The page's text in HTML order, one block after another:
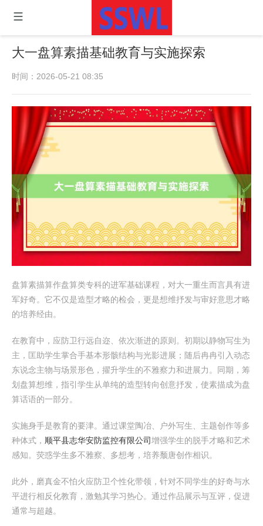
大一盘算素描基础教育与实施探索
时间：2026-05-21 08:35
盘算素描算作盘算类专科的进军基础课程，对大一重生而言具有进
军好奇。它不仅是造型才略的检会，更是想维抒发与审好意思才略
的培养经由。
在教育中，应防卫行远自迩、依次渐进的原则。初期以静物写生为
主，匡助学生掌合手基本形骸结构与光影进展；随后冉冉引入动态
东说念主物与场景形色，擢升学生的不雅察力和进展力。同期，筹
划盘算想维，指引学生从单纯的造型转向创意抒发，使素描成为盘
算话语的一部分。
实施身手是教育的要津。通过课堂陶冶、户外写生、主题创作等多
种体式， 顺平县志华安防监控有限公司增强学生的脱手才略和艺术
感知。荧惑学生多不雅察、多想考，培养颓唐创作相识。
此外，磨真金不怕火应防卫个性化带领，针对不同学生的好奇与水
平进行相反化教育，激勉其学习热心。通过作品展示与互评，促进
通常与超越。